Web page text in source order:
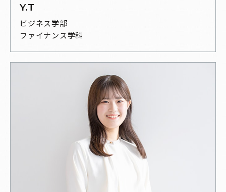
Y.T
ビジネス学部
ファイナンス学科